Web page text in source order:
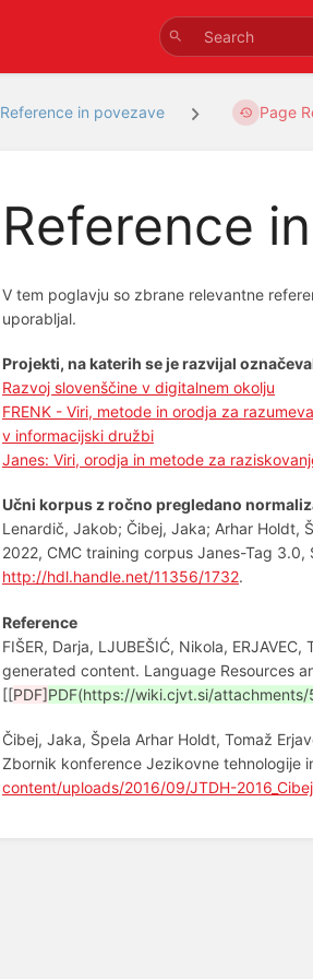
Reference in povezave Page
Reference
V tem poglavju so zbrane relevantne
uporabljal.
Projekti, na katerih se je razvijal
Razvoj slovenščine v digitalnem okolju
FRENK - Viri, metode in orodja za
v informacijski družbi
Janes: Viri, orodja in metode za
Učni korpus z ročno pregledano
Lenardič, Jakob; Čibej, Jaka; Arhar Holdt,
2022, CMC training corpus Janes-Tag
http://hdl.handle.net/11356/1732.
Reference
FIŠER, Darja, LJUBEŠIĆ, Nikola,
generated content. Language Resources
[[PDF]PDF(https://wiki.cjvt.si/attachments/
Čibej, Jaka, Špela Arhar Holdt, Tomaž
Zbornik konference Jezikovne tehnologije
content/uploads/2016/09/JTDH-